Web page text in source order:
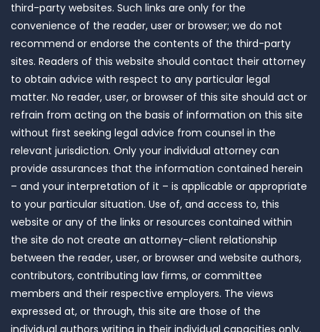
third-party websites. Such links are only for the
convenience of the reader, user or browser; we do not
recommend or endorse the contents of the third-party
sites. Readers of this website should contact their attorney
to obtain advice with respect to any particular legal
matter. No reader, user, or browser of this site should act or
refrain from acting on the basis of information on this site
without first seeking legal advice from counsel in the
relevant jurisdiction. Only your individual attorney can
provide assurances that the information contained herein
– and your interpretation of it – is applicable or appropriate
to your particular situation. Use of, and access to, this
website or any of the links or resources contained within
the site do not create an attorney-client relationship
between the reader, user, or browser and website authors,
contributors, contributing law firms, or committee
members and their respective employers. The views
expressed at, or through, this site are those of the